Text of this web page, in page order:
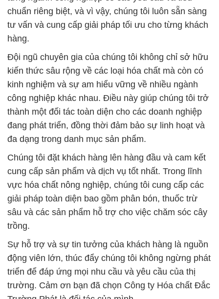
đang phát triển, đồng thời đảm bảo sự linh hoạt và
đa dạng trong danh mục sản phẩm.
Chúng tôi đặt khách hàng lên hàng đầu và cam kết
cung cấp sản phẩm và dịch vụ tốt nhất. Trong lĩnh
vực hóa chất nông nghiệp, chúng tôi cung cấp các
giải pháp toàn diện bao gồm phân bón, thuốc trừ
sâu và các sản phẩm hỗ trợ cho việc chăm sóc cây
trồng.
Sự hỗ trợ và sự tin tưởng của khách hàng là nguồn
động viên lớn, thúc đẩy chúng tôi không ngừng phát
triển để đáp ứng mọi nhu cầu và yêu cầu của thị
trường. Cảm ơn bạn đã chọn Công ty Hóa chất Đắc
Trường Phát là đối tác của mình.
# Nơi chuyên cung cấp • thương mại hóa chất hóa
chất MgSO4 _ Sulphate Magnesium tại Long An
# Bán = cung cấp hóa chất hóa chất MgSO4 _
Sulphate Magnesium tại Long An
# Công ty cung cấp → phân phối hóa chất hóa chất
MgSO4 _ Sulphate Magnesium tại Long An
# Đơn vị bán — cung ứng hóa chất hóa chất
MgSO4 _ Sulphate Magnesium tại Long An